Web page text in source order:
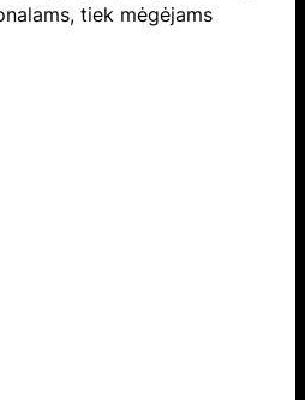
tiek mėgėjams